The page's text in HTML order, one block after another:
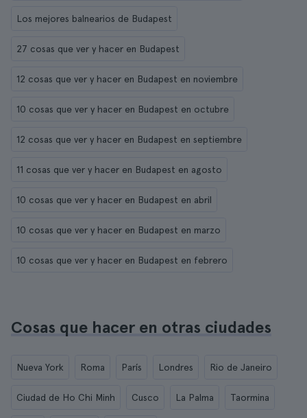
Los mejores balnearios de Budapest
27 cosas que ver y hacer en Budapest
12 cosas que ver y hacer en Budapest en noviembre
10 cosas que ver y hacer en Budapest en octubre
12 cosas que ver y hacer en Budapest en septiembre
11 cosas que ver y hacer en Budapest en agosto
10 cosas que ver y hacer en Budapest en abril
10 cosas que ver y hacer en Budapest en marzo
10 cosas que ver y hacer en Budapest en febrero
Cosas que hacer en otras ciudades
Nueva York Roma París Londres Rio de Janeiro
Ciudad de Ho Chi Minh Cusco La Palma Taormina